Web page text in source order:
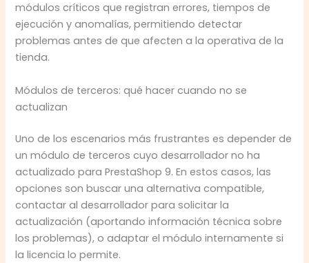
módulos críticos que registran errores, tiempos de
ejecución y anomalías, permitiendo detectar
problemas antes de que afecten a la operativa de la
tienda.
Módulos de terceros: qué hacer cuando no se
actualizan
Uno de los escenarios más frustrantes es depender de
un módulo de terceros cuyo desarrollador no ha
actualizado para PrestaShop 9. En estos casos, las
opciones son buscar una alternativa compatible,
contactar al desarrollador para solicitar la
actualización (aportando información técnica sobre
los problemas), o adaptar el módulo internamente si
la licencia lo permite.